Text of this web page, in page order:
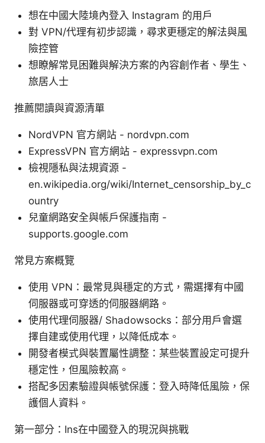
想在中國大陸境內登入 Instagram 的用戶
對 VPN/代理有初步認識，尋求更穩定的解法與風
險控管
想瞭解常見困難與解決方案的內容創作者、學生、
旅居人士
推薦閱讀與資源清單
NordVPN 官方網站 - nordvpn.com
ExpressVPN 官方網站 - expressvpn.com
檢視隱私與法規資源 -
en.wikipedia.org/wiki/Internet_censorship_by_c
ountry
兒童網路安全與帳戶保護指南 -
supports.google.com
常見方案概覽
使用 VPN：最常見與穩定的方式，需選擇有中國
伺服器或可穿透的伺服器網路。
使用代理伺服器/ Shadowsocks：部分用戶會選
擇自建或使用代理，以降低成本。
開發者模式與裝置屬性調整：某些裝置設定可提升
穩定性，但風險較高。
搭配多因素驗證與帳號保護：登入時降低風險，保
護個人資料。
第一部分：Ins在中國登入的現況與挑戰